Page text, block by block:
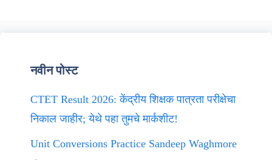
नवीन पोस्ट
CTET Result 2026: केंद्रीय शिक्षक पात्रता परीक्षेचा
निकाल जाहीर; येथे पहा तुमचे मार्कशीट!
Unit Conversions Practice Sandeep Waghmore